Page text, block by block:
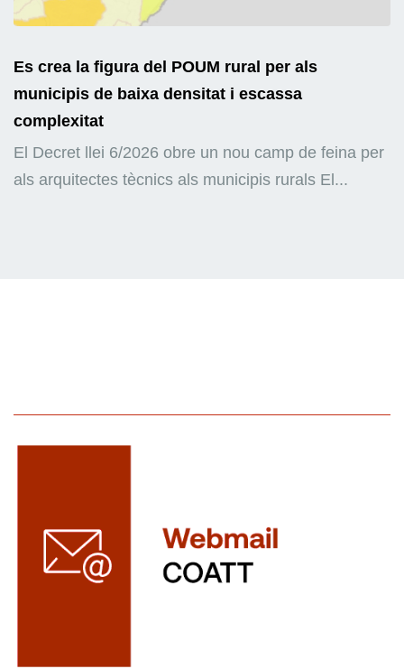
Es crea la figura del POUM rural per als
municipis de baixa densitat i escassa
complexitat
El Decret llei 6/2026 obre un nou camp de feina per
als arquitectes tècnics als municipis rurals El...